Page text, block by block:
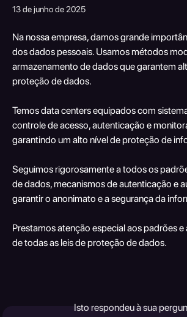
13 de junho de 2025
Na nossa empresa, damos grande
dos dados pessoais. Usamos métodos
armazenamento de dados que garantem
proteção de dados.
Temos data centers equipados com
controle de acesso, autenticação e
garantindo um alto nível de proteção de
Seguimos rigorosamente a todos os
de dados, mecanismos de autenticação e
garantir o anonimato e a segurança da
Prestamos atenção especial aos padrões
de todas as leis de proteção de dados.
Isto respondeu à sua